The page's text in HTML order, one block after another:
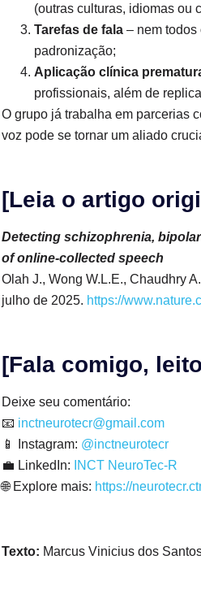
(outras culturas, idiomas ou
Tarefas de fala– nem todos
padronização;
Aplicação clínica
profissionais, além de
O grupo já trabalha em parcerias
voz pode se tornar um aliado
[Leia o artigo
Detecting schizophrenia,
of online-collected speech
Olah J., Wong W.L.E., Chaudhry
julho de 2025. https://
[Fala comigo,
Deixe seu comentário:
📧 inctneurotecr@gmail.com
📱 Instagram: @inctneurotecr
💼 LinkedIn: INCT NeuroTec-R
🌐 Explore mais: https://
Texto: Marcus Vinicius dos